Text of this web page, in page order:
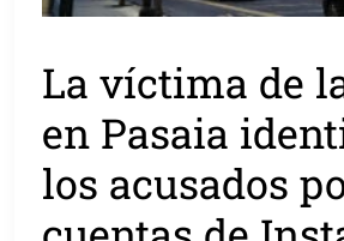
La víctima de
en Pasaia
los acusados